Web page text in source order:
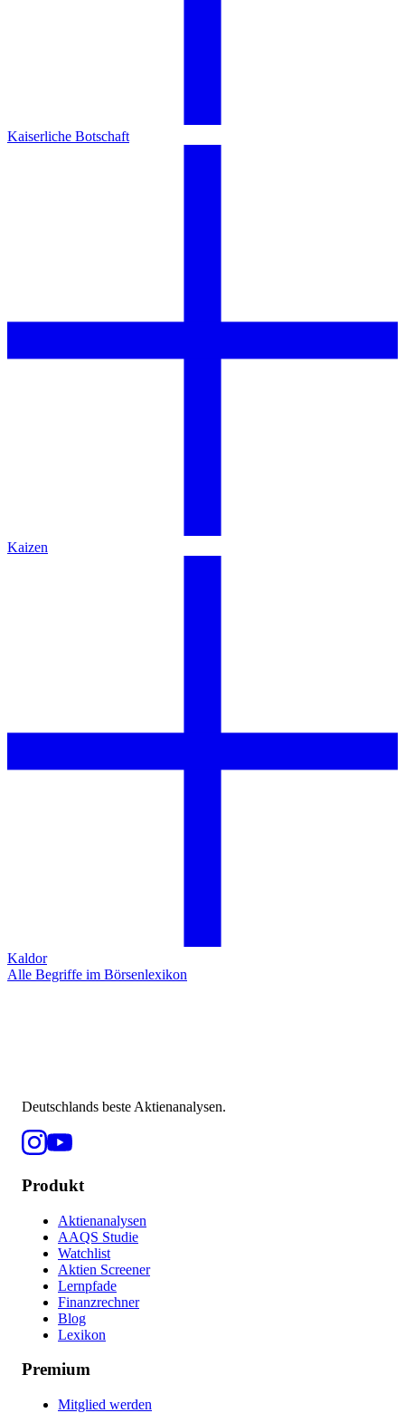
Kaiserliche Botschaft
Kaizen
Kaldor
Alle Begriffe im Börsenlexikon
Deutschlands beste Aktienanalysen.
Produkt
Aktienanalysen
AAQS Studie
Watchlist
Aktien Screener
Lernpfade
Finanzrechner
Blog
Lexikon
Premium
Mitglied werden